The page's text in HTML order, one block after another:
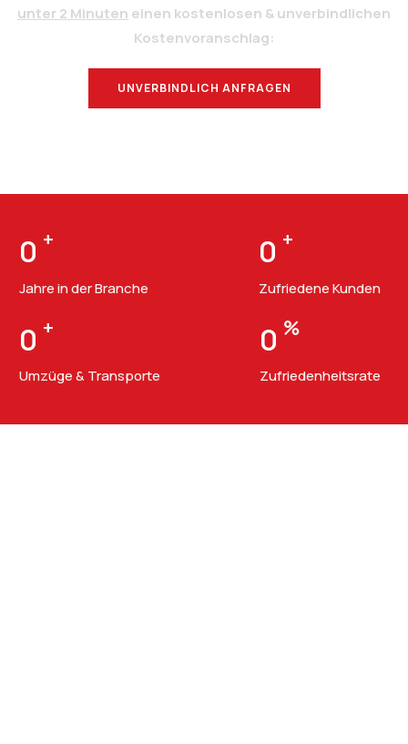
unter 2 Minuten einen kostenlosen & unverbindlichen
Kostenvoranschlag:
UNVERBINDLICH ANFRAGEN
0 +
Jahre in der Branche
0 +
Zufriedene Kunden
0 +
Umzüge & Transporte
0 %
Zufriedenheitsrate